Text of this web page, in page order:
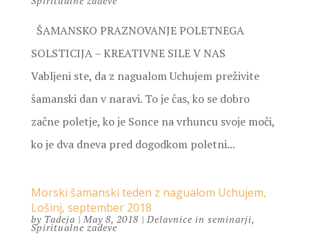
ŠAMANSKO PRAZNOVANJE POLETNEGA
SOLSTICIJA – KREATIVNE SILE V NAS
Vabljeni ste, da z nagualom Uchujem preživite
šamanski dan v naravi. To je čas, ko se dobro
začne poletje, ko je Sonce na vrhuncu svoje moči,
ko je dva dneva pred dogodkom poletni...
Morski šamanski teden z nagualom Uchujem,
Lošinj, september 2018
by Tadeja |May 8, 2018 | Delavnice in seminarji,
Spiritualne zadeve